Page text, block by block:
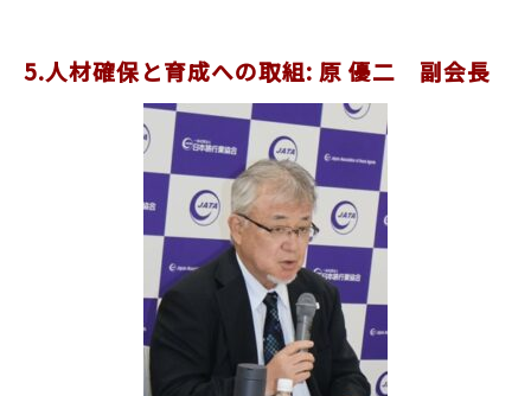
5.人材確保と育成への取組: 原 優二 副会長